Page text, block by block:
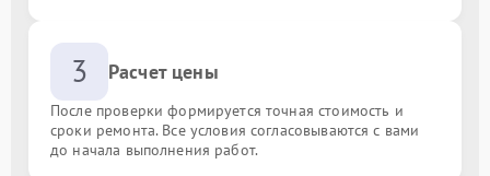
3 Расчет цены
После проверки формируется точная стоимость и
сроки ремонта. Все условия согласовываются с вами
до начала выполнения работ.